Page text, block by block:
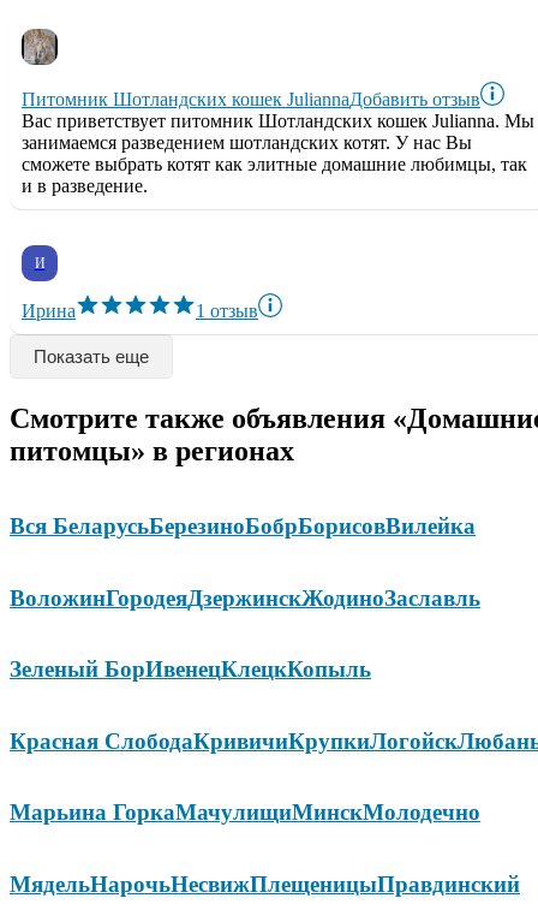
Питомник Шотландских кошек JuliannaДобавить отзыв
Вас приветствует питомник Шотландских кошек Julianna. Мы
занимаемся разведением шотландских котят. У нас Вы
сможете выбрать котят как элитные домашние любимцы, так
и в разведение.
И
Ирина 1 отзыв
Показать еще
Смотрите также объявления
питомцы» в регионах
Вся БеларусьБерезиноБобрБорисовВилейка
ВоложинГородеяДзержинскЖодиноЗаславль
Зеленый БорИвенецКлецкКопыль
Красная СлободаКривичиКрупкиЛогойск
Марьина ГоркаМачулищиМинскМолодечно
МядельНарочьНесвижПлещеницыПравдинский